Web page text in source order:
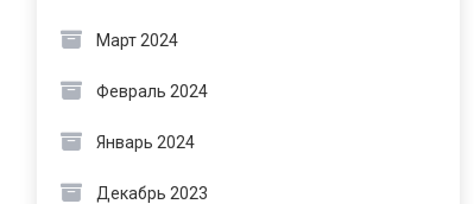
Март 2024
Февраль 2024
Январь 2024
Декабрь 2023